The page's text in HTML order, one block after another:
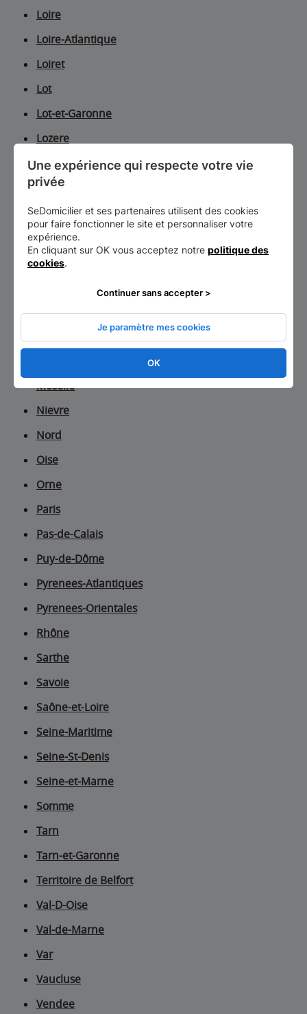
Loire
Loire-Atlantique
Loiret
Lot
Lot-et-Garonne
Lozere
Maine-et-Loire
Manche
Marne
Martinique
Mayenne
Meurthe-et-Moselle
Moselle
Nievre
Nord
Oise
Orne
Paris
Pas-de-Calais
Puy-de-Dôme
Pyrenees-Atlantiques
Pyrenees-Orientales
Rhône
Sarthe
Savoie
Saône-et-Loire
Seine-Maritime
Seine-St-Denis
Seine-et-Marne
Somme
Tarn
Tarn-et-Garonne
Territoire de Belfort
Val-D-Oise
Val-de-Marne
Var
Vaucluse
Vendee
Une expérience qui respecte votre vie
privée
SeDomicilier et ses partenaires utilisent des cookies
pour faire fonctionner le site et personnaliser votre
expérience.
En cliquant sur OK vous acceptez notre politique des
cookies.
OK
Je paramètre mes cookies
Continuer sans accepter >